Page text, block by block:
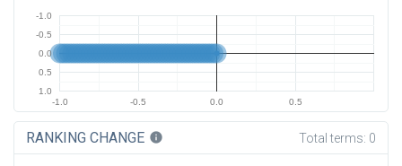
-1.0 -0.5 0.0 0.5
-1.0
-0.5
0.0
0.5
1.0
RANKING CHANGE info Total terms: 0